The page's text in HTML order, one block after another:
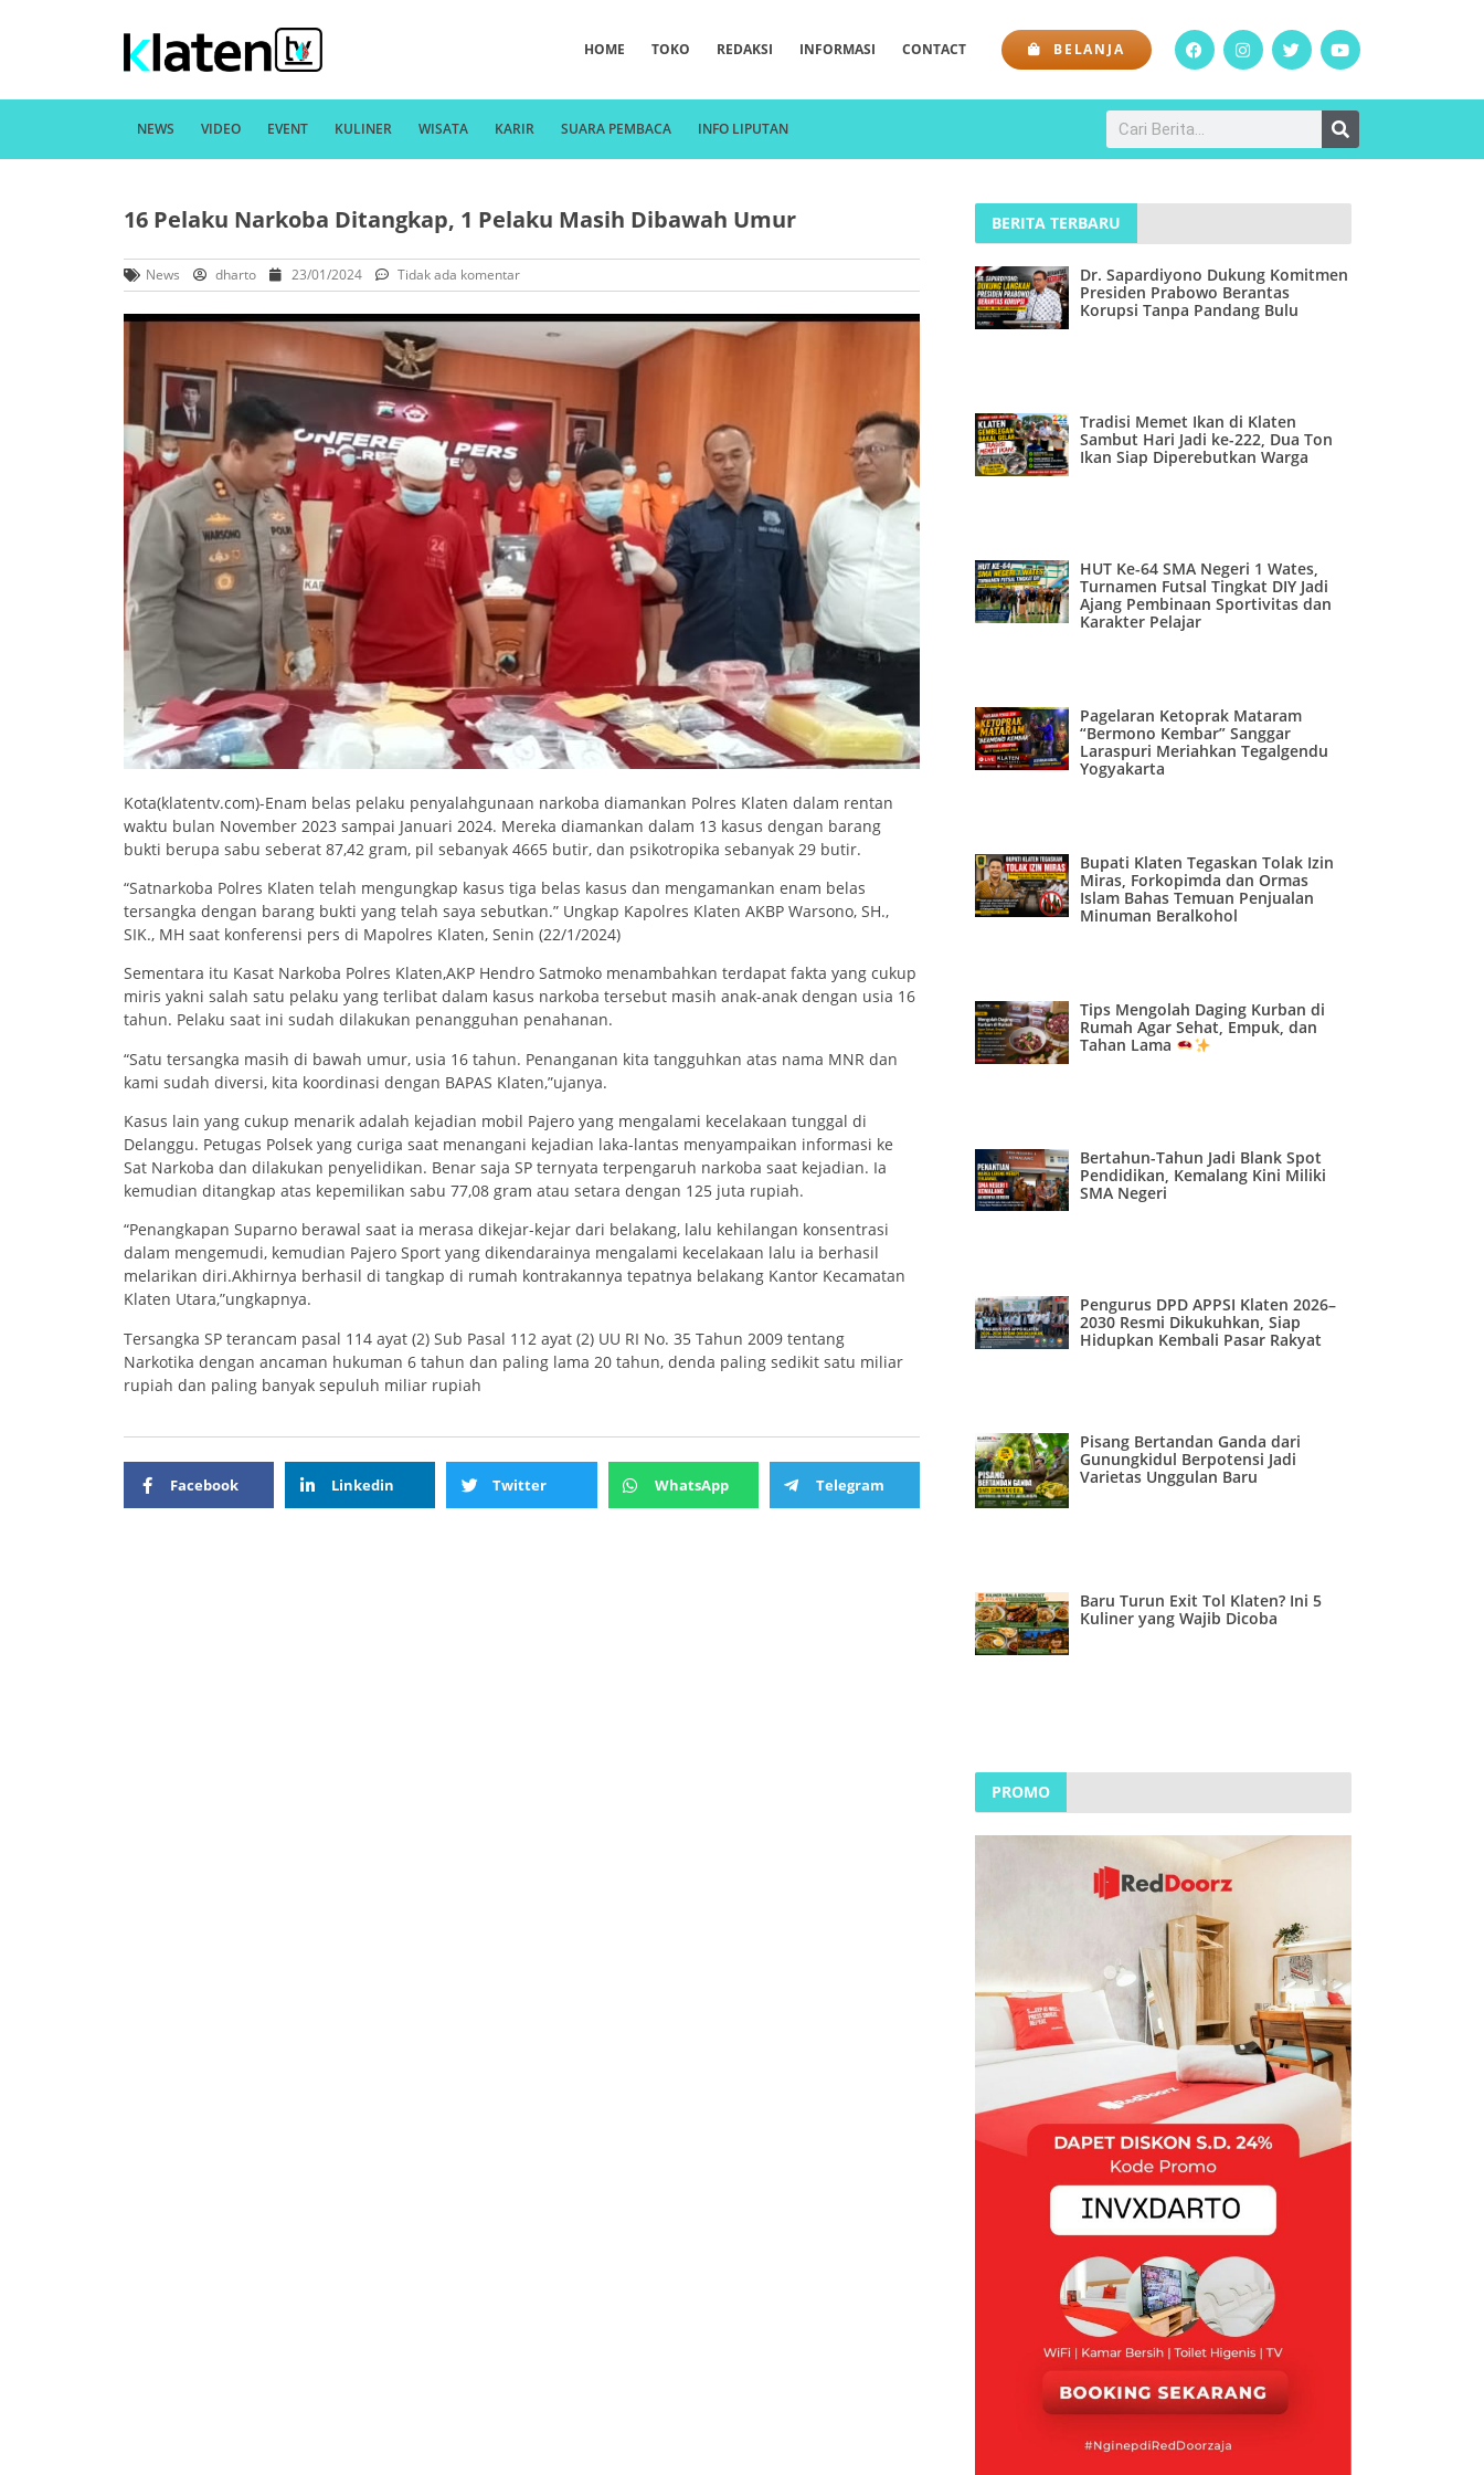
HOME TOKO REDAKSI INFORMASI CONTACT BELANJA
NEWS VIDEO EVENT KULINER WISATA KARIR SUARA PEMBACA INFO LIPUTAN
16 Pelaku Narkoba Ditangkap, 1 Pelaku Masih Dibawah Umur
News dharto 23/01/2024 Tidak ada komentar
Kota(klatentv.com)-Enam belas pelaku penyalahgunaan narkoba diamankan Polres Klaten dalam rentan
waktu bulan November 2023 sampai Januari 2024. Mereka diamankan dalam 13 kasus dengan barang
bukti berupa sabu seberat 87,42 gram, pil sebanyak 4665 butir, dan psikotropika sebanyak 29 butir.
“Satnarkoba Polres Klaten telah mengungkap kasus tiga belas kasus dan mengamankan enam belas
tersangka dengan barang bukti yang telah saya sebutkan.” Ungkap Kapolres Klaten AKBP Warsono, SH.,
SIK., MH saat konferensi pers di Mapolres Klaten, Senin (22/1/2024)
Sementara itu Kasat Narkoba Polres Klaten,AKP Hendro Satmoko menambahkan terdapat fakta yang cukup
miris yakni salah satu pelaku yang terlibat dalam kasus narkoba tersebut masih anak-anak dengan usia 16
tahun. Pelaku saat ini sudah dilakukan penangguhan penahanan.
“Satu tersangka masih di bawah umur, usia 16 tahun. Penanganan kita tangguhkan atas nama MNR dan
kami sudah diversi, kita koordinasi dengan BAPAS Klaten,”ujanya.
Kasus lain yang cukup menarik adalah kejadian mobil Pajero yang mengalami kecelakaan tunggal di
Delanggu. Petugas Polsek yang curiga saat menangani kejadian laka-lantas menyampaikan informasi ke
Sat Narkoba dan dilakukan penyelidikan. Benar saja SP ternyata terpengaruh narkoba saat kejadian. Ia
kemudian ditangkap atas kepemilikan sabu 77,08 gram atau setara dengan 125 juta rupiah.
“Penangkapan Suparno berawal saat ia merasa dikejar-kejar dari belakang, lalu kehilangan konsentrasi
dalam mengemudi, kemudian Pajero Sport yang dikendarainya mengalami kecelakaan lalu ia berhasil
melarikan diri.Akhirnya berhasil di tangkap di rumah kontrakannya tepatnya belakang Kantor Kecamatan
Klaten Utara,”ungkapnya.
Tersangka SP terancam pasal 114 ayat (2) Sub Pasal 112 ayat (2) UU RI No. 35 Tahun 2009 tentang
Narkotika dengan ancaman hukuman 6 tahun dan paling lama 20 tahun, denda paling sedikit satu miliar
rupiah dan paling banyak sepuluh miliar rupiah
Facebook Linkedin Twitter WhatsApp Telegram
BERITA TERBARU
Dr. Sapardiyono Dukung Komitmen
Presiden Prabowo Berantas
Korupsi Tanpa Pandang Bulu
Tradisi Memet Ikan di Klaten
Sambut Hari Jadi ke-222, Dua Ton
Ikan Siap Diperebutkan Warga
HUT Ke-64 SMA Negeri 1 Wates,
Turnamen Futsal Tingkat DIY Jadi
Ajang Pembinaan Sportivitas dan
Karakter Pelajar
Pagelaran Ketoprak Mataram
“Bermono Kembar” Sanggar
Laraspuri Meriahkan Tegalgendu
Yogyakarta
Bupati Klaten Tegaskan Tolak Izin
Miras, Forkopimda dan Ormas
Islam Bahas Temuan Penjualan
Minuman Beralkohol
Tips Mengolah Daging Kurban di
Rumah Agar Sehat, Empuk, dan
Tahan Lama
Bertahun-Tahun Jadi Blank Spot
Pendidikan, Kemalang Kini Miliki
SMA Negeri
Pengurus DPD APPSI Klaten 2026–
2030 Resmi Dikukuhkan, Siap
Hidupkan Kembali Pasar Rakyat
Pisang Bertandan Ganda dari
Gunungkidul Berpotensi Jadi
Varietas Unggulan Baru
Baru Turun Exit Tol Klaten? Ini 5
Kuliner yang Wajib Dicoba
PROMO